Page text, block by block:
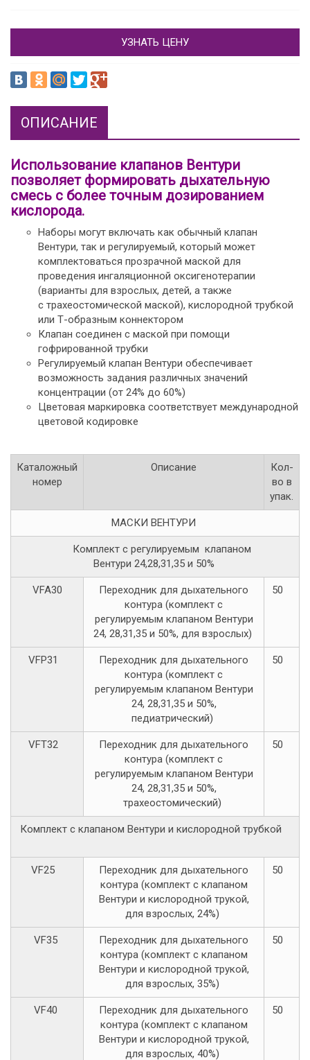
УЗНАТЬ ЦЕНУ
ОПИСАНИЕ
Использование клапанов Вентури
позволяет формировать дыхательную
смесь с более точным дозированием
кислорода.
Наборы могут включать как обычный клапан
Вентури, так и регулируемый, который может
комплектоваться прозрачной маской для
проведения ингаляционной оксигенотерапии
(варианты для взрослых, детей, а также
с трахеостомической маской), кислородной трубкой
или Т-образным коннектором
Клапан соединен с маской при помощи
гофрированной трубки
Регулируемый клапан Вентури обеспечивает
возможность задания различных значений
концентрации (от 24% до 60%)
Цветовая маркировка соответствует международной
цветовой кодировке
Каталожный
номер
Описание
Кол-
во в
упак.
МАСКИ ВЕНТУРИ
Комплект с регулируемым клапаном
Вентури 24,28,31,35 и 50%
VFA30
Переходник для дыхательного
контура (комплект с
регулируемым клапаном Вентури
24, 28,31,35 и 50%, для взрослых)
50
VFP31
Переходник для дыхательного
контура (комплект с
регулируемым клапаном Вентури
24, 28,31,35 и 50%,
педиатрический)
50
VFT32
Переходник для дыхательного
контура (комплект с
регулируемым клапаном Вентури
24, 28,31,35 и 50%,
трахеостомический)
50
Комплект с клапаном Вентури и кислородной трубкой
VF25
Переходник для дыхательного
контура (комплект с клапаном
Вентури и кислородной трукой,
для взрослых, 24%)
50
VF35
Переходник для дыхательного
контура (комплект с клапаном
Вентури и кислородной трукой,
для взрослых, 35%)
50
VF40
Переходник для дыхательного
контура (комплект с клапаном
Вентури и кислородной трукой,
для взрослых, 40%)
50